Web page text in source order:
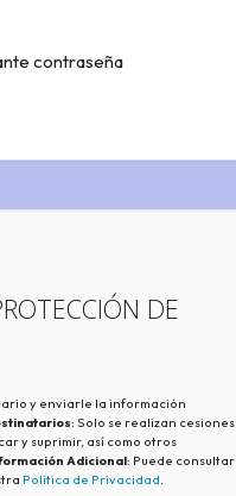
contraseña
DE
y enviarle la información
: Solo se realizan cesiones
y suprimir, así como otros
Adicional: Puede consultar
Política de Privacidad.